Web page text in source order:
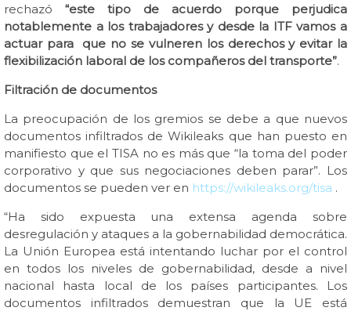
rechazó “este tipo de acuerdo porque perjudica
notablemente a los trabajadores y desde la ITF vamos a
actuar para que no se vulneren los derechos y evitar la
flexibilización laboral de los compañeros del transporte”.
Filtración de documentos
La preocupación de los gremios se debe a que nuevos
documentos infiltrados de Wikileaks que han puesto en
manifiesto que el TISA no es más que “la toma del poder
corporativo y que sus negociaciones deben parar”. Los
documentos se pueden ver en https://wikileaks.org/tisa .
“Ha sido expuesta una extensa agenda sobre
desregulación y ataques a la gobernabilidad democrática.
La Unión Europea está intentando luchar por el control
en todos los niveles de gobernabilidad, desde a nivel
nacional hasta local de los países participantes. Los
documentos infiltrados demuestran que la UE está